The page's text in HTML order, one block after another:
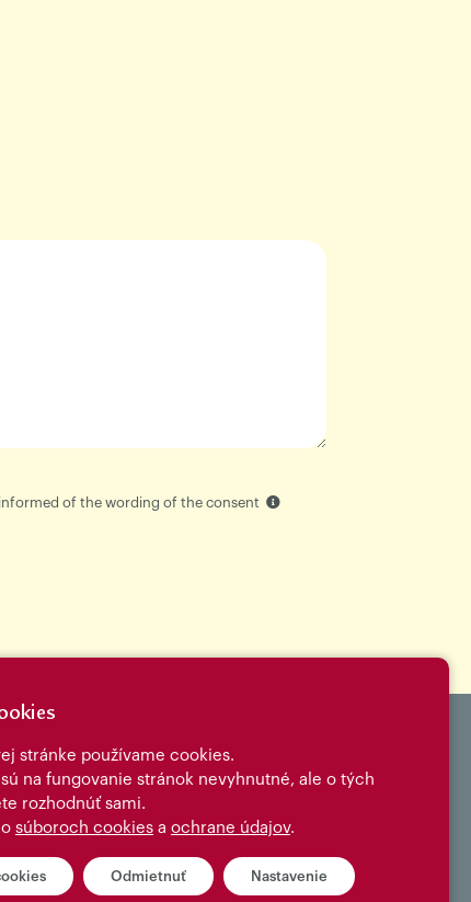
stránke používame cookies.
na fungovanie stránok nevyhnutné, ale o tých
rozhodnúť sami.
súboroch cookies a ochrane údajov.
Odmietnuť Nastavenie
of the wording of the consent
Contact us